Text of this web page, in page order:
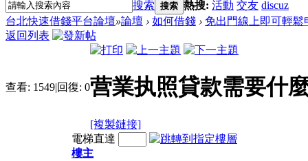
搜索 搜索 熱搜: 活動 交友 discuz
台北快速借錢平台論壇»論壇 › 如何借錢 › 免出門線上即可輕鬆
返回列表
查看: 1549|回復: 0营業执照貸款需要什
[複製鏈接]
電梯直達
樓主